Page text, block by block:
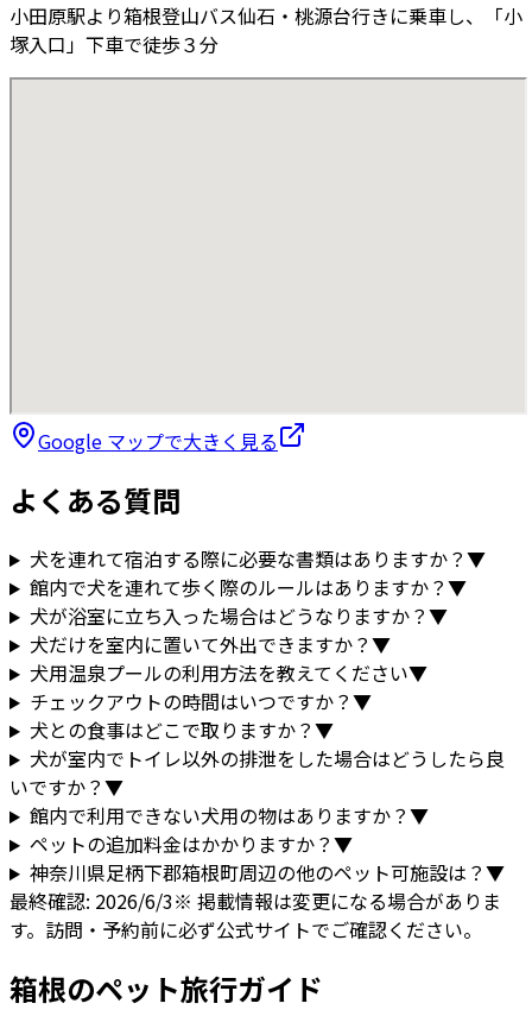
小田原駅より箱根登山バス仙石・桃源台行きに乗車し、「小
塚入口」下車で徒歩３分
Google マップで大きく見る
よくある質問
犬を連れて宿泊する際に必要な書類はありますか？▼
館内で犬を連れて歩く際のルールはありますか？▼
犬が浴室に立ち入った場合はどうなりますか？▼
犬だけを室内に置いて外出できますか？▼
犬用温泉プールの利用方法を教えてください▼
チェックアウトの時間はいつですか？▼
犬との食事はどこで取りますか？▼
犬が室内でトイレ以外の排泄をした場合はどうしたら良
いですか？▼
館内で利用できない犬用の物はありますか？▼
ペットの追加料金はかかりますか？▼
神奈川県足柄下郡箱根町周辺の他のペット可施設は？▼
最終確認: 2026/6/3※ 掲載情報は変更になる場合がありま
す。訪問・予約前に必ず公式サイトでご確認ください。
箱根のペット旅行ガイド